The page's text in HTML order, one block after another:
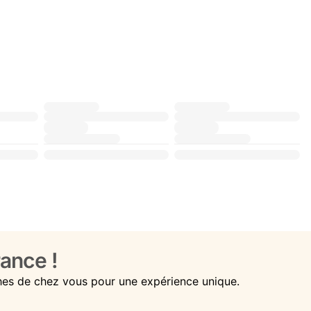
!
de chez vous pour une expérience unique.